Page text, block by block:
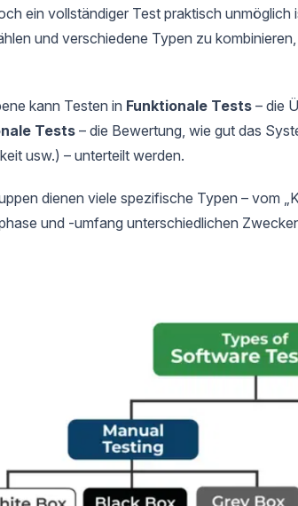
ein vollständiger Test praktisch unmöglich
und verschiedene Typen zu
kann Testen in Funktionale Tests – die
Tests – die Bewertung, wie gut das
usw.) – unterteilt werden.
dienen viele spezifische Typen – vom
und -umfang unterschiedlichen